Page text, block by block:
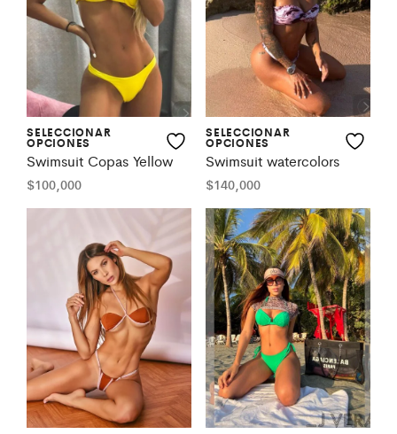
SELECCIONAR
OPCIONES
Swimsuit Copas Yellow
$100,000
SELECCIONAR
OPCIONES
Swimsuit watercolors
$140,000